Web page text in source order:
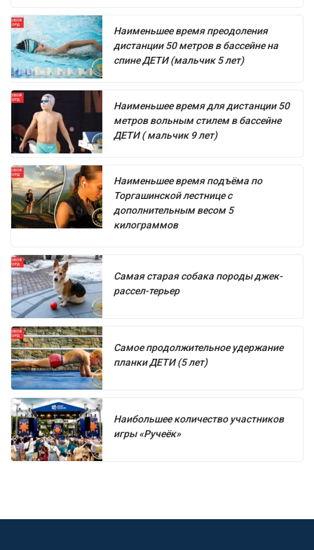
Наименьшее время преодоления
дистанции 50 метров в бассейне на
спине ДЕТИ (мальчик 5 лет)
Наименьшее время для дистанции 50
метров вольным стилем в бассейне
ДЕТИ ( мальчик 9 лет)
Наименьшее время подъёма по
Торгашинской лестнице с
дополнительным весом 5
килограммов
Самая старая собака породы джек-
рассел-терьер
Самое продолжительное удержание
планки ДЕТИ (5 лет)
Наибольшее количество участников
игры «Ручеёк»